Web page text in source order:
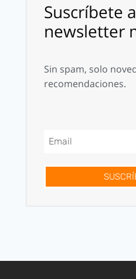
Suscríbete
newsletter
Sin spam, solo
recomendaciones.